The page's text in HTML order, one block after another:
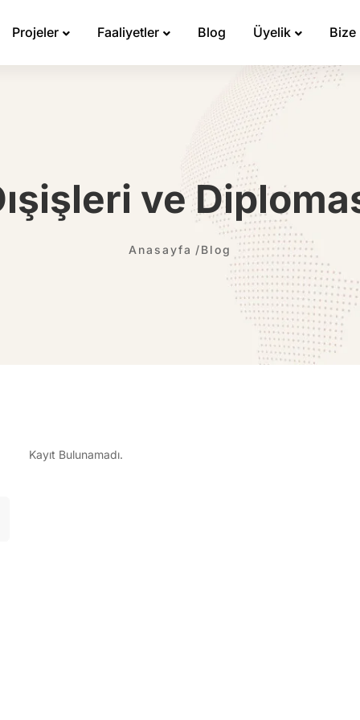
Projeler Faaliyetler Blog Üyelik Bize
ve
Anasayfa Blog
Kayıt Bulunamadı.